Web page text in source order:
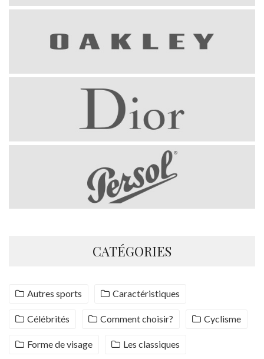
CATÉGORIES
Autres sports Caractéristiques
Célébrités Comment choisir? Cyclisme
Forme de visage Les classiques